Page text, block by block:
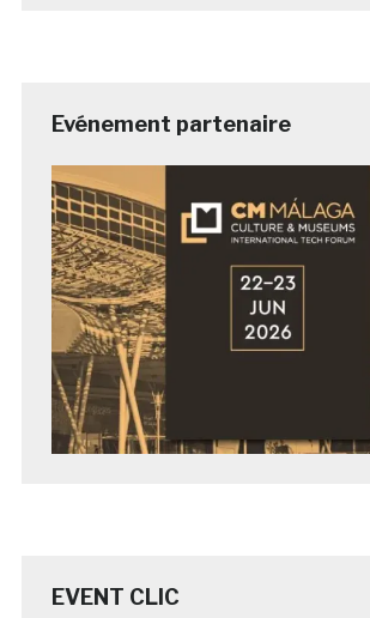
Evénement partenaire
EVENT CLIC